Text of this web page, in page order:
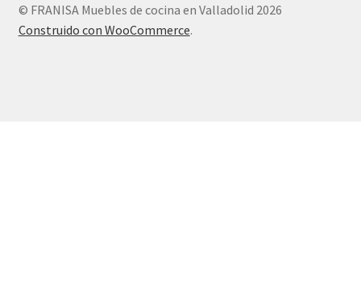
© FRANISA Muebles de cocina en Valladolid 2026
Construido con WooCommerce.